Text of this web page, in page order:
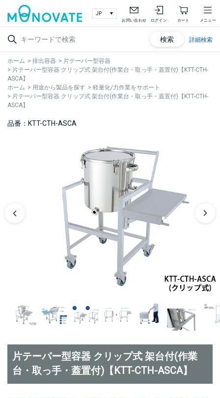
お問い合わせ ログイン カート メニュー
検索 詳細検索
ホーム > 排出容器 > 片テーパー型容器
> 片テーパー型容器 クリップ式 架台付(作業台・取っ手・蓋置付)【KTT-CTH-
ASCA】
ホーム > 用途から製品を探す > 軽量化/力作業をサポート
> 片テーパー型容器 クリップ式 架台付(作業台・取っ手・蓋置付)【KTT-CTH-
ASCA】
品番：KTT-CTH-ASCA
片テーパー型容器 クリップ式 架台付(作業
台・取っ手・蓋置付)【KTT-CTH-ASCA】